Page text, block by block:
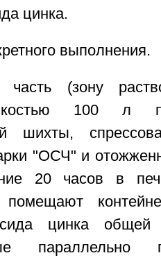
цинка.
выполнения.
(зону
100 л
шихты,
"ОСЧ" и
20 часов в
цинка
параллельно